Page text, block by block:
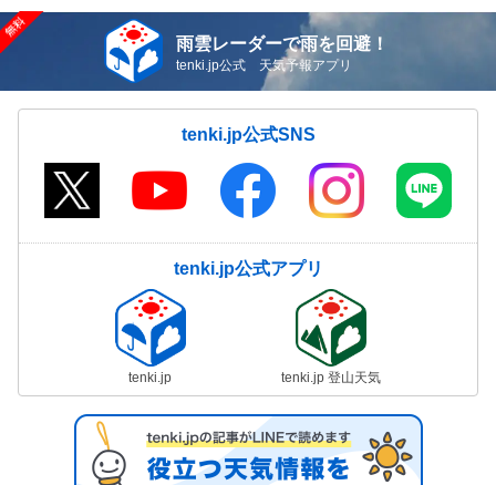
雨雲レーダーで雨を回避！
tenki.jp公式 天気予報アプリ
tenki.jp公式SNS
tenki.jp公式アプリ
tenki.jp tenki.jp 登山天気